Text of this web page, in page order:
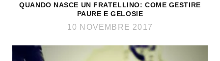
QUANDO NASCE UN FRATELLINO: COME GESTIRE
PAURE E GELOSIE
10 NOVEMBRE 2017